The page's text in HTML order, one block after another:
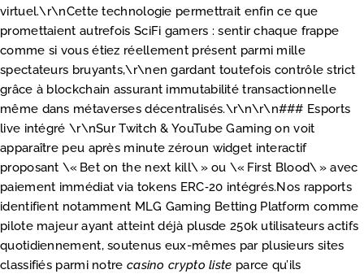
virtuel.\r\nCette technologie permettrait enfin ce que
promettaient autrefois SciFi gamers : sentir chaque frappe
comme si vous étiez réellement présent parmi mille
spectateurs bruyants,\r\nen gardant toutefois contrôle strict
grâce à blockchain assurant immutabilité transactionnelle
même dans métaverses décentralisés.\r\n\r\n### Esports
live intégré \r\nSur Twitch & YouTube Gaming on voit
apparaître peu après minute zéroun widget interactif
proposant \« Bet on the next kill\ » ou \« First Blood\ » avec
paiement immédiat via tokens ERC‑20 intégrés.Nos rapports
identifient notamment MLG Gaming Betting Platform comme
pilote majeur ayant atteint déjà plusde 250k utilisateurs actifs
quotidiennement, soutenus eux-mêmes par plusieurs sites
classifiés parmi notre casino crypto liste parce qu’ils